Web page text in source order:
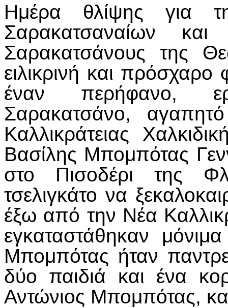
Ημέρα θλίψης για
Σαρακατσαναίων
Σαρακατσάνους της
ειλικρινή και
έναν περήφανο,
Σαρακατσάνο,
Καλλικράτειας
Βασίλης Μπομπότας
στο Πισοδέρι της
τσελιγκάτο να
έξω από την Νέα
εγκαταστάθηκαν
Μπομπότας ήταν
δύο παιδιά και ένα
Αντώνιος Μπομπότας, και